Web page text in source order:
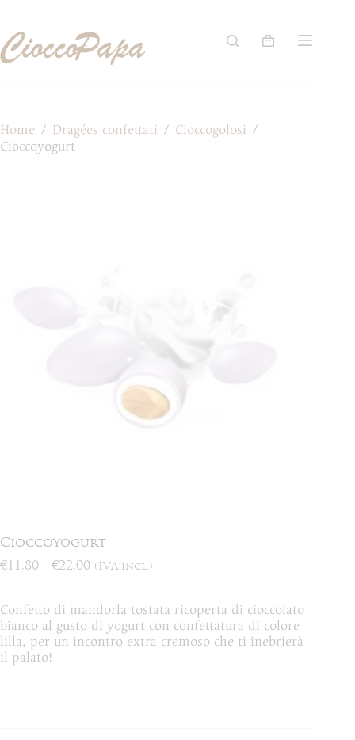
contenuto
Carrello
Home / Dragées confettati / Cioccogolosi /
Cioccoyogurt
Cioccoyogurt
€11,80 - €22,00Fascia
da
€11,80
a
(IVA incl.)
Confetto di mandorla tostata ricoperta di cioccolato
bianco al gusto di yogurt con confettatura di colore
lilla, per un incontro extra cremoso che ti inebrierà
il palato!